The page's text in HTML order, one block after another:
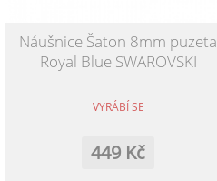
Náušnice Šaton 8mm puzeta
Royal Blue SWAROVSKI
VYRÁBÍ SE
449 Kč